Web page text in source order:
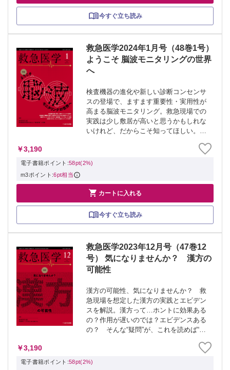
今すぐ立ち読み
救急医学2024年1月号（48巻1号）
ようこそ 脳波モニタリングの世界
へ
検査機器の進化や新しい診断コンセンサ
スの登場で、ますます重要性・実用性が
高まる脳波モニタリング。救急現場での
実践は少し敷居が高いと思うかもしれな
いけれど、だからこそ知ってほしい。救
グの世界へ。 ≫ 「救急医学」最新号・
バックナンバーはこちら ≫ 「救急医
￥3,190
電子書籍ポイント:58pt(2%)
m3ポイント:6pt相当
 カートに入れる
今すぐ立ち読み
救急医学2023年12月号（47巻12
号） 気になりませんか？ 漢方の
可能性
漢方の可能性、気になりませんか？ 救
急現場を想定した漢方の実践とエビデン
スを解説。漢方って…ホントに効果ある
の？作用が遅いのでは？エビデンスある
の？ そんな“疑問”が、これを読めば“可
￥3,190
電子書籍ポイント:58pt(2%)